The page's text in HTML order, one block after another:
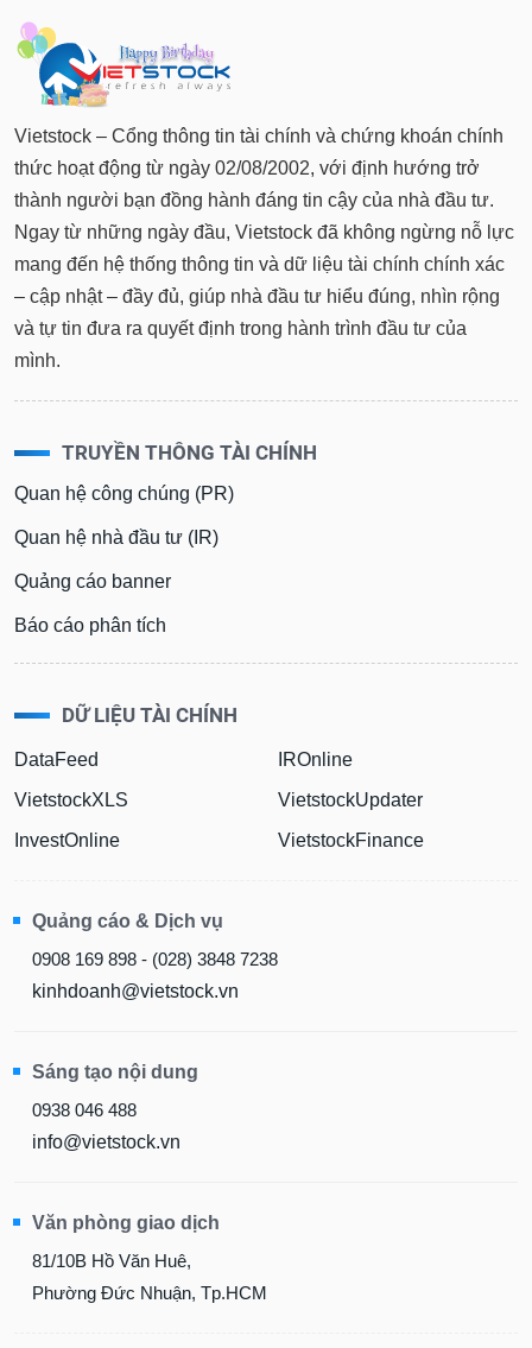
Vietstock – Cổng thông tin tài chính và chứng khoán chính
thức hoạt động từ ngày 02/08/2002, với định hướng trở
thành người bạn đồng hành đáng tin cậy của nhà đầu tư.
Ngay từ những ngày đầu, Vietstock đã không ngừng nỗ lực
mang đến hệ thống thông tin và dữ liệu tài chính chính xác
– cập nhật – đầy đủ, giúp nhà đầu tư hiểu đúng, nhìn rộng
và tự tin đưa ra quyết định trong hành trình đầu tư của
mình.
TRUYỀN THÔNG TÀI CHÍNH
Quan hệ công chúng (PR)
Quan hệ nhà đầu tư (IR)
Quảng cáo banner
Báo cáo phân tích
DỮ LIỆU TÀI CHÍNH
DataFeed
VietstockXLS
InvestOnline
IROnline
VietstockUpdater
VietstockFinance
Quảng cáo & Dịch vụ
0908 169 898 - (028) 3848 7238
kinhdoanh@vietstock.vn
Sáng tạo nội dung
0938 046 488
info@vietstock.vn
Văn phòng giao dịch
81/10B Hồ Văn Huê,
Phường Đức Nhuận, Tp.HCM